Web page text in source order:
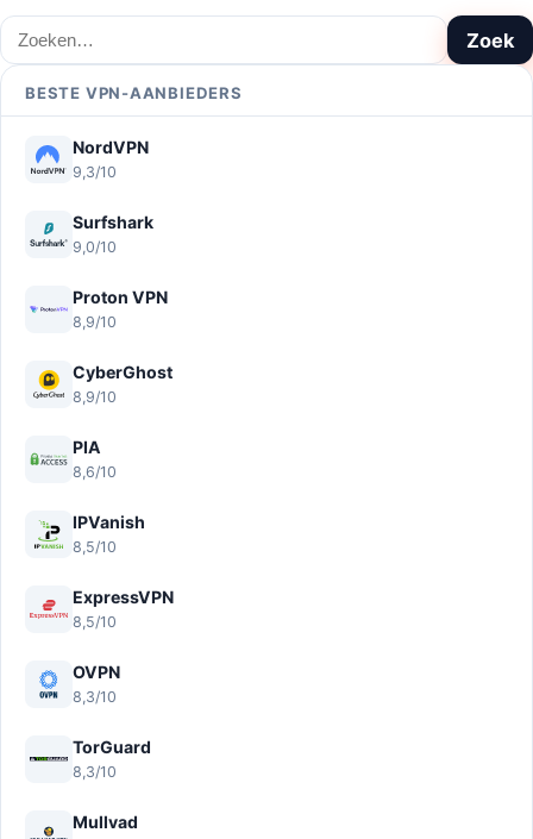
Zoeken Zoek
BESTE VPN-AANBIEDERS
NordVPN
9,3/10
Surfshark
9,0/10
Proton VPN
8,9/10
CyberGhost
8,9/10
PIA
8,6/10
IPVanish
8,5/10
ExpressVPN
8,5/10
OVPN
8,3/10
TorGuard
8,3/10
Mullvad